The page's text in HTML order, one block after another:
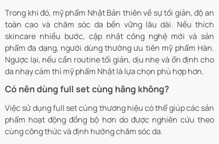
Trong khi đó, mỹ phẩm Nhật Bản thiên về sự tối giản, độ an
toàn cao và chăm sóc da bền vững lâu dài. Nếu thích
skincare nhiều bước, cập nhật công nghệ mới và sản
phẩm đa dạng, người dùng thường ưu tiên mỹ phẩm Hàn.
Ngược lại, nếu cần routine tối giản, dịu nhẹ và ổn định cho
da nhạy cảm thì mỹ phẩm Nhật là lựa chọn phù hợp hơn.
Có nên dùng full set cùng hãng không?
Việc sử dụng full set cùng thương hiệu có thể giúp các sản
phẩm hoạt động đồng bộ hơn do được nghiên cứu theo
cùng công thức và định hướng chăm sóc da.